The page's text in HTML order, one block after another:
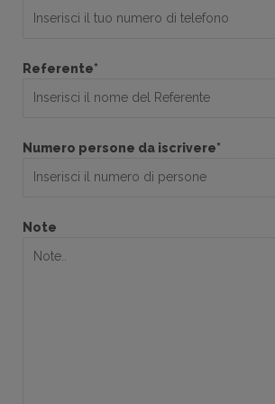
Referente*
Numero persone da iscrivere*
Note